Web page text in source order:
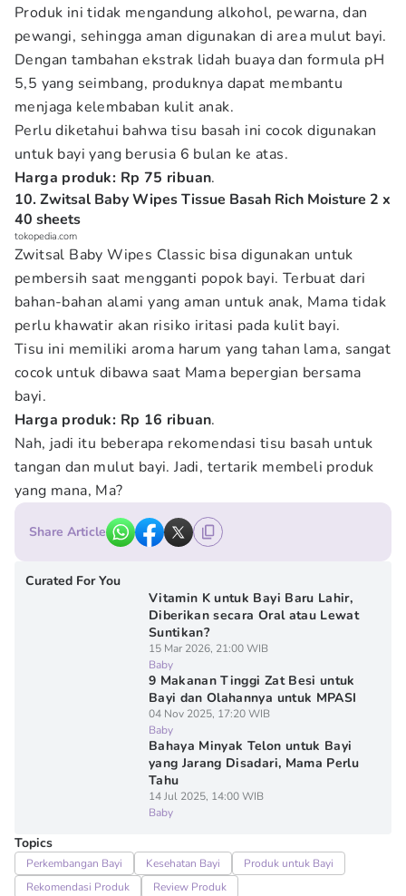
Produk ini tidak mengandung alkohol, pewarna, dan
pewangi, sehingga aman digunakan di area mulut bayi.
Dengan tambahan ekstrak lidah buaya dan formula pH
5,5 yang seimbang, produknya dapat membantu
menjaga kelembaban kulit anak.
Perlu diketahui bahwa tisu basah ini cocok digunakan
untuk bayi yang berusia 6 bulan ke atas.
Harga produk: Rp 75 ribuan.
10. Zwitsal Baby Wipes Tissue Basah Rich Moisture 2 x
40 sheets
tokopedia.com
Zwitsal Baby Wipes Classic bisa digunakan untuk
pembersih saat mengganti popok bayi. Terbuat dari
bahan-bahan alami yang aman untuk anak, Mama tidak
perlu khawatir akan risiko iritasi pada kulit bayi.
Tisu ini memiliki aroma harum yang tahan lama, sangat
cocok untuk dibawa saat Mama bepergian bersama
bayi.
Harga produk: Rp 16 ribuan.
Nah, jadi itu beberapa rekomendasi tisu basah untuk
tangan dan mulut bayi. Jadi, tertarik membeli produk
yang mana, Ma?
Share Article
Curated For You
Vitamin K untuk Bayi Baru Lahir,
Diberikan secara Oral atau Lewat
Suntikan?
15 Mar 2026, 21:00 WIB
Baby
9 Makanan Tinggi Zat Besi untuk
Bayi dan Olahannya untuk MPASI
04 Nov 2025, 17:20 WIB
Baby
Bahaya Minyak Telon untuk Bayi
yang Jarang Disadari, Mama Perlu
Tahu
14 Jul 2025, 14:00 WIB
Baby
Topics
Perkembangan Bayi Kesehatan Bayi
Produk untuk Bayi
Rekomendasi Produk
Review Produk